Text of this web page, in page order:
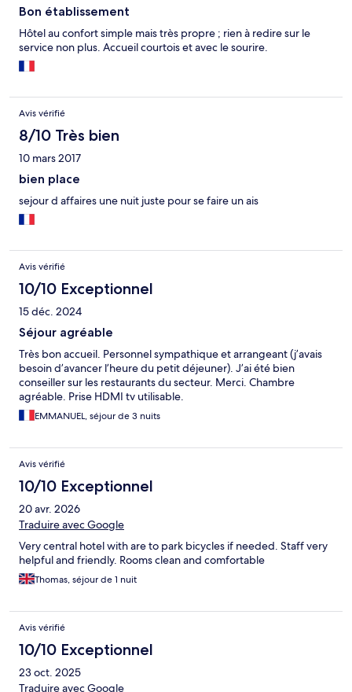
Bon établissement
Hôtel au confort simple mais très propre ; rien à redire sur le
service non plus. Accueil courtois et avec le sourire.
Avis vérifié
8/10 Très bien
10 mars 2017
bien place
sejour d affaires une nuit juste pour se faire un ais
Avis vérifié
10/10 Exceptionnel
15 déc. 2024
Séjour agréable
Très bon accueil. Personnel sympathique et arrangeant (j’avais
besoin d’avancer l’heure du petit déjeuner). J’ai été bien
conseiller sur les restaurants du secteur. Merci. Chambre
agréable. Prise HDMI tv utilisable.
EMMANUEL, séjour de 3 nuits
Avis vérifié
10/10 Exceptionnel
20 avr. 2026
Traduire avec Google
Very central hotel with are to park bicycles if needed. Staff very
helpful and friendly. Rooms clean and comfortable
Thomas, séjour de 1 nuit
Avis vérifié
10/10 Exceptionnel
23 oct. 2025
Traduire avec Google